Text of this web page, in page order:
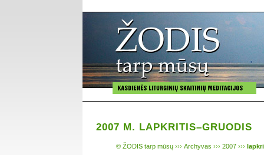
2007 M. LAPKRITIS–GRUODIS
© ŽODIS tarp mūsų ››› Archyvas ››› 2007 ›››